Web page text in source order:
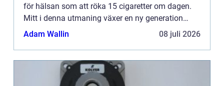
för hälsan som att röka 15 cigaretter om dagen.
Mitt i denna utmaning växer en ny generation
smarta...
Adam Wallin 08 juli 2026